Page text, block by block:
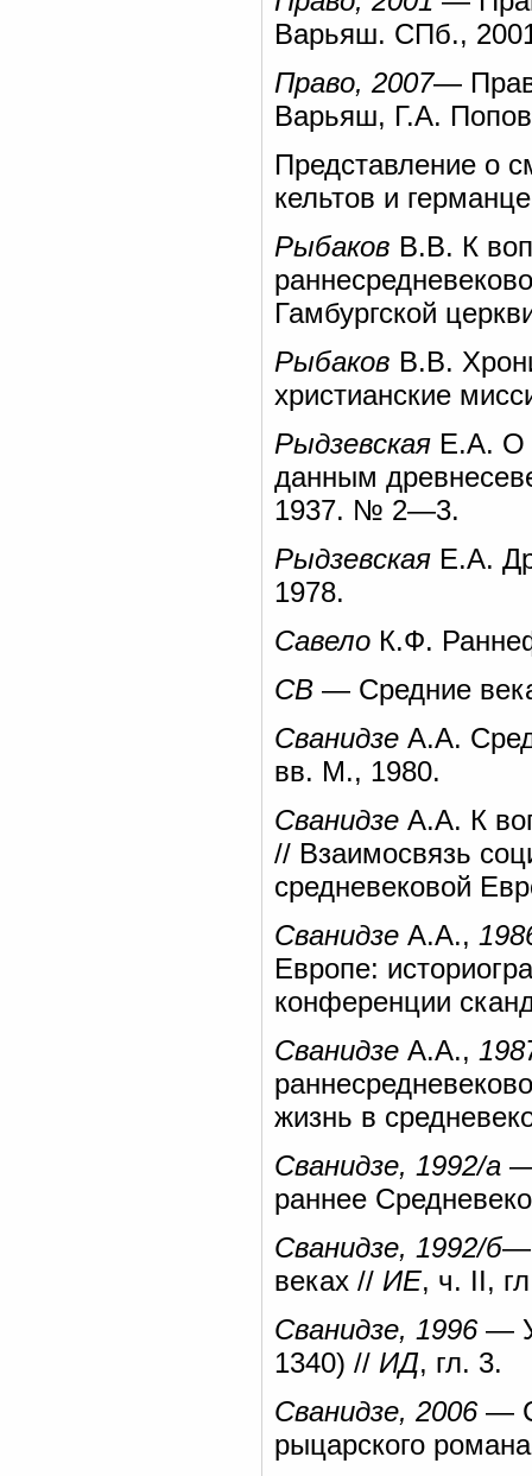
Варьяш. СПб.,
Право, 2007—
Варьяш, Г.А.
Представление о
кельтов и
Рыбаков В.В. К
Гамбургской
Рыбаков В.В.
христианские
Рыдзевская Е.А. О
данным
1937. № 2—3.
Рыдзевская Е.А.
1978.
Савело К.Ф.
СВ — Средние
Сванидзе А.А.
вв. М., 1980.
Сванидзе А.А. К
// Взаимосвязь
средневековой
Сванидзе А.А.,
Европе:
конференции
Сванидзе А.А.,
жизнь в
Сванидзе, 1992/а —
раннее
Сванидзе, 1992/б—
веках // ИЕ, ч. II,
Сванидзе, 1996—
1340) // ИД, гл. 3.
Сванидзе, 2006—
рыцарского